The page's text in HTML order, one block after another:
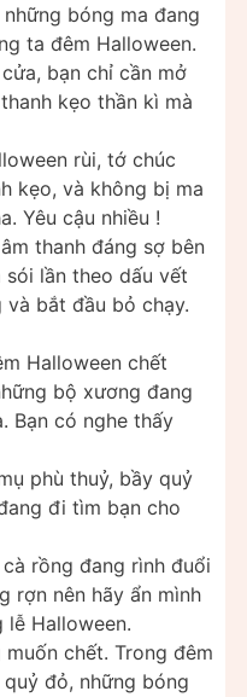
bóng ma đang
ta đêm Halloween.
bạn chỉ cần mở
kẹo thần kì mà
rùi, tớ chúc
kẹo, và không bị ma
Yêu cậu nhiều !
thanh đáng sợ bên
lần theo dấu vết
và bắt đầu bỏ chạy.
Halloween chết
bộ xương đang
Bạn có nghe thấy
phù thuỷ, bầy quỷ
đi tìm bạn cho
rồng đang rình đuổi
rợn nên hãy ẩn mình
lễ Halloween.
chết. Trong đêm
đỏ, những bóng